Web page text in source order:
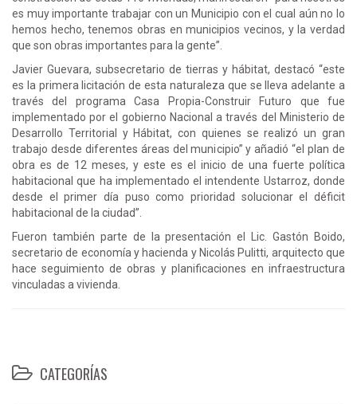
es muy importante trabajar con un Municipio con el cual aún no lo
hemos hecho, tenemos obras en municipios vecinos, y la verdad
que son obras importantes para la gente”.
Javier Guevara, subsecretario de tierras y hábitat, destacó “este
es la primera licitación de esta naturaleza que se lleva adelante a
través del programa Casa Propia-Construir Futuro que fue
implementado por el gobierno Nacional a través del Ministerio de
Desarrollo Territorial y Hábitat, con quienes se realizó un gran
trabajo desde diferentes áreas del municipio” y añadió “el plan de
obra es de 12 meses, y este es el inicio de una fuerte política
habitacional que ha implementado el intendente Ustarroz, donde
desde el primer día puso como prioridad solucionar el déficit
habitacional de la ciudad”.
Fueron también parte de la presentación el Lic. Gastón Boido,
secretario de economía y hacienda y Nicolás Pulitti, arquitecto que
hace seguimiento de obras y planificaciones en infraestructura
vinculadas a vivienda.
CATEGORÍAS